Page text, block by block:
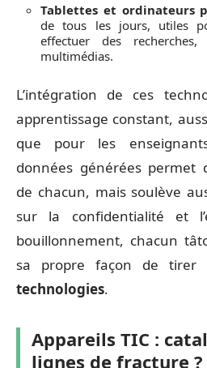
Tablettes et ordinateurs
de tous les jours, utiles
effectuer des
multimédias.
L’intégration de ces
apprentissage constant,
que pour les
données générées permet
de chacun, mais soulève
sur la confidentialité et
bouillonnement, chacun
sa propre façon de tirer
technologies.
Appareils TIC :
lignes de fracture ?